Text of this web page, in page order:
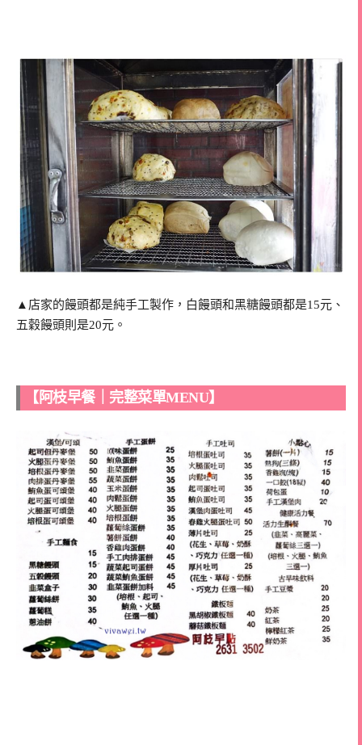
▲店家的饅頭都是純手工製作，白饅頭和黑糖饅頭都是15元、
五穀饅頭則是20元。
【阿枝早餐｜完整菜單MENU】